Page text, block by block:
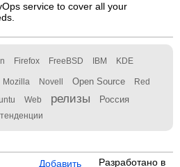
service to cover all your
Firefox FreeBSD IBM KDE
Mozilla Novell Open Source Red
Web релизы Россия
тенденции
Добавить Разработано в